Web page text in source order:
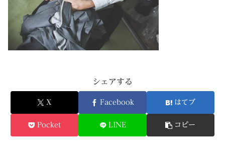
シェアする
X Facebook はてブ
Pocket LINE コピー